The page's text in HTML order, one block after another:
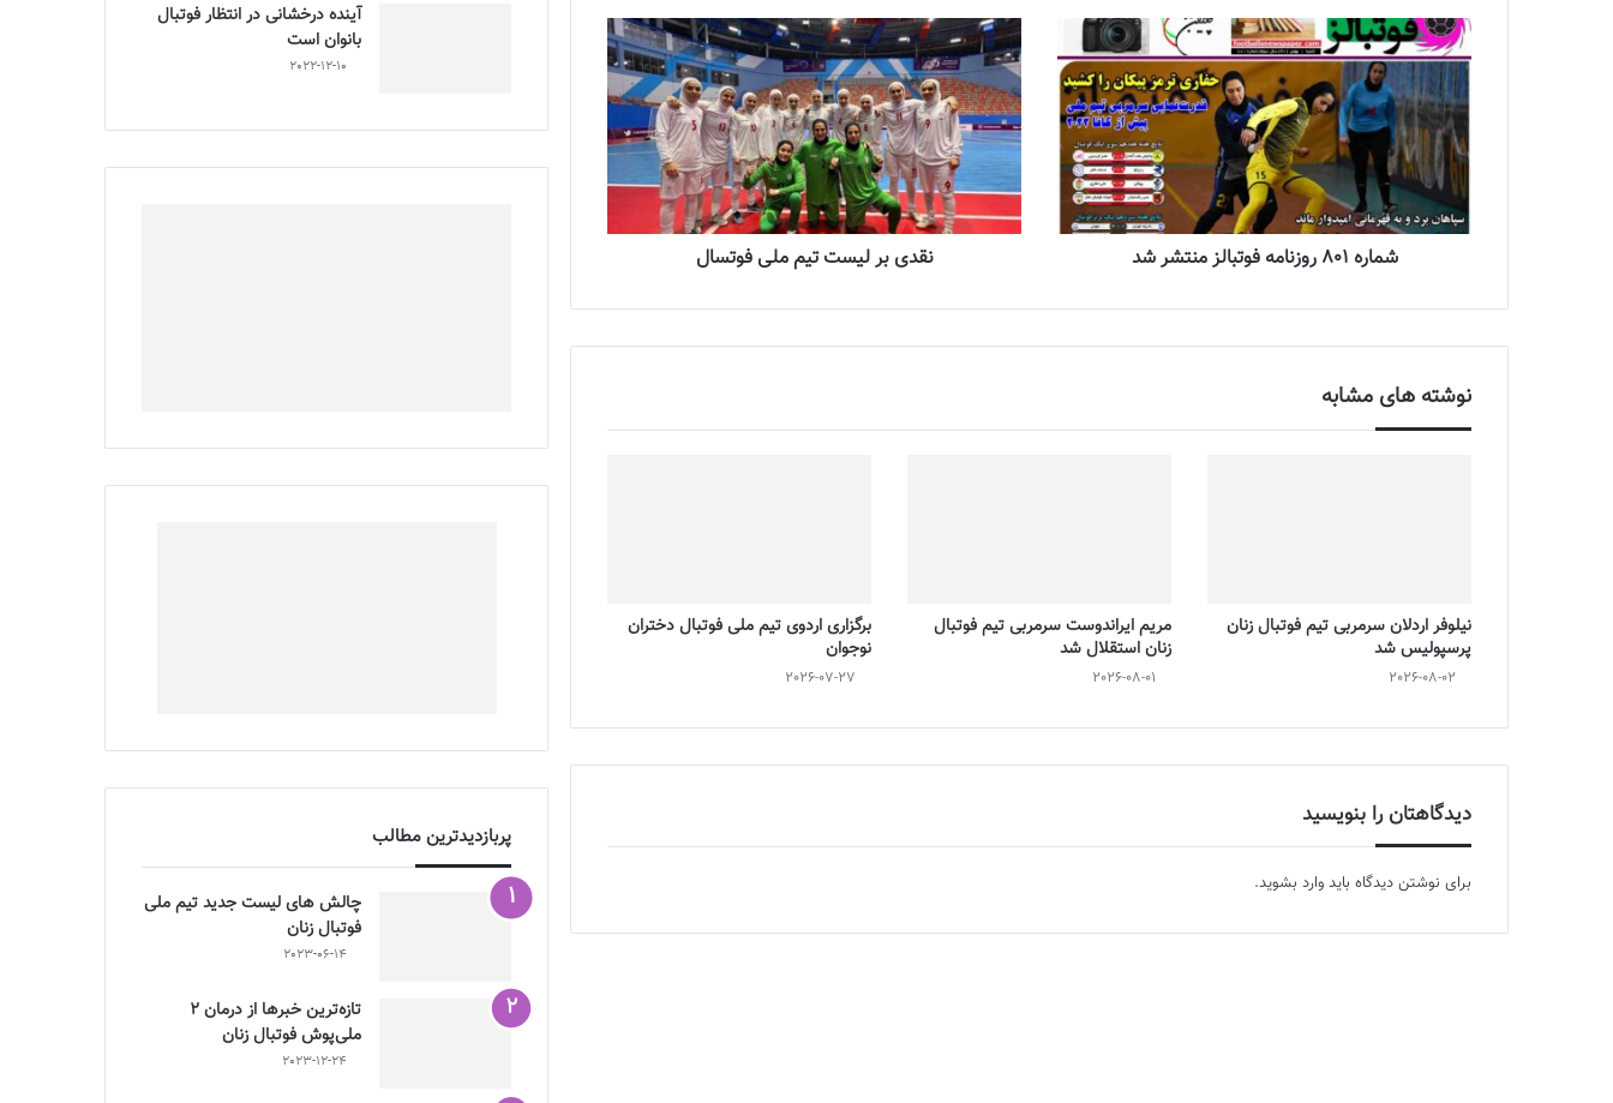
شماره 801 روزنامه فوتبالز منتشر شد نقدی بر لیست تیم ملی فوتسال
نوشته های مشابه
نیلوفر اردلان سرمربی تیم فوتبال زنان
پرسپولیس شد
2026-08-02
مریم ایراندوست سرمربی تیم فوتبال
زنان استقلال شد
2026-08-01
برگزاری اردوی تیم ملی فوتبال دختران
نوجوان
2026-07-27
دیدگاهتان را بنویسید
برای نوشتن دیدگاه باید وارد بشوید.
آینده درخشانی در انتظار فوتبال
بانوان است
2022-12-10
پربازدیدترین مطالب
چالش هاى ليست جدید تيم ملى
فوتبال زنان
2023-06-14
تازه‌ترین خبرها از درمان ۲
ملی‌پوش فوتبال زنان
2023-12-24